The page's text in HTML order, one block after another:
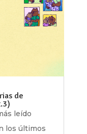
de
leído
los últimos